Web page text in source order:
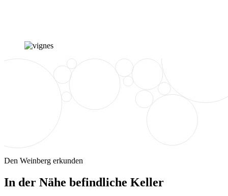
Den Weinberg erkunden
In der Nähe befindliche Keller